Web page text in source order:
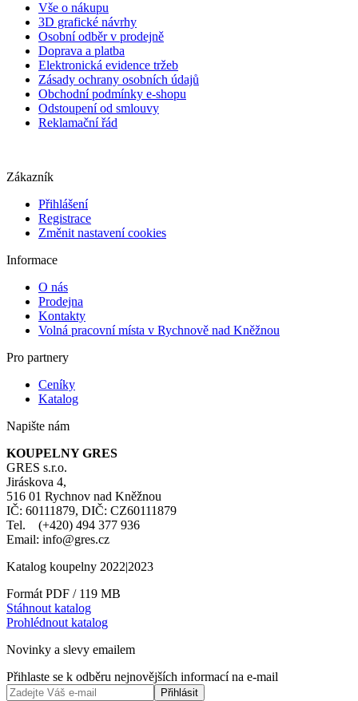
Vše o nákupu
3D grafické návrhy
Osobní odběr v prodejně
Doprava a platba
Elektronická evidence tržeb
Zásady ochrany osobních údajů
Obchodní podmínky e-shopu
Odstoupení od smlouvy
Reklamační řád
Zákazník
Přihlášení
Registrace
Změnit nastavení cookies
Informace
O nás
Prodejna
Kontakty
Volná pracovní místa v Rychnově nad Kněžnou
Pro partnery
Ceníky
Katalog
Napište nám
KOUPELNY GRES
GRES s.r.o.
Jiráskova 4,
516 01 Rychnov nad Kněžnou
IČ: 60111879, DIČ: CZ60111879
Tel. (+420) 494 377 936
Email: info@gres.cz
Katalog koupelny 2022|2023
Formát PDF / 119 MB
Stáhnout katalog
Prohlédnout katalog
Novinky a slevy emailem
Přihlaste se k odběru nejnovějších informací na e-mail
Přihlásit